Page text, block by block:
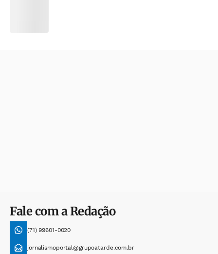
Fale com a Redação
(71) 99601-0020
jornalismoportal@grupoatarde.com.br